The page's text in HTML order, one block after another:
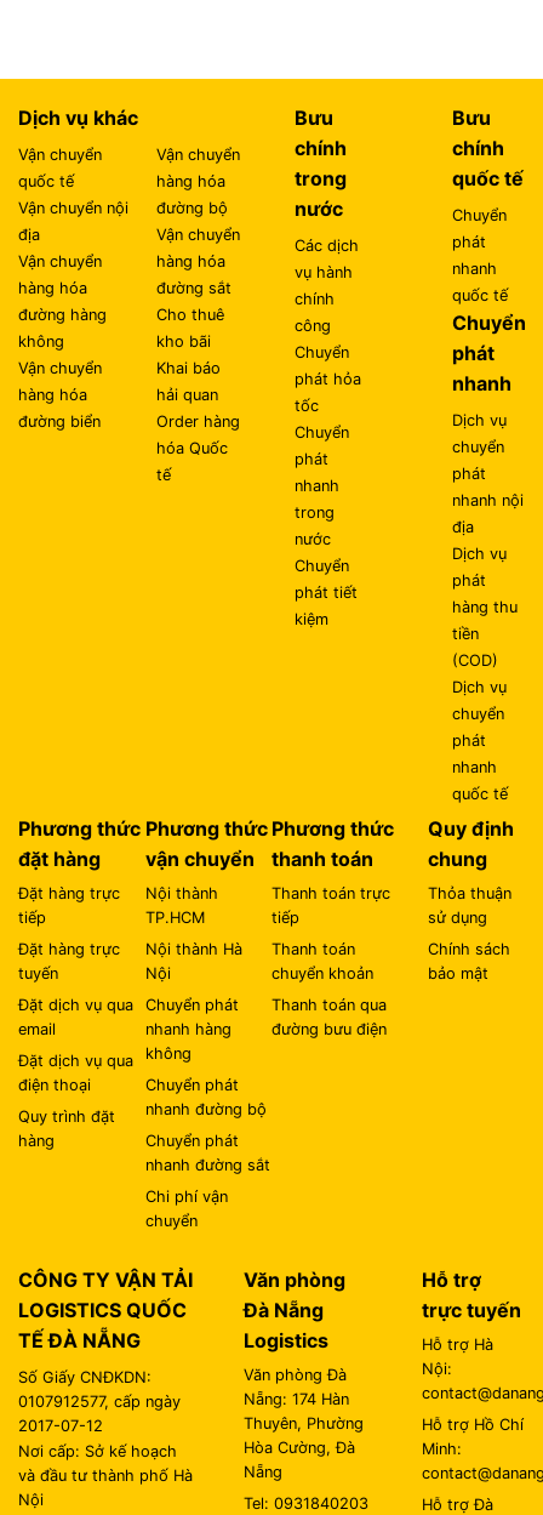
Dịch vụ khác
Vận chuyển
quốc tế
Vận chuyển nội
địa
Vận chuyển
hàng hóa
đường hàng
không
Vận chuyển
hàng hóa
đường biển
Vận chuyển
hàng hóa
đường bộ
Vận chuyển
hàng hóa
đường sắt
Cho thuê
kho bãi
Khai báo
hải quan
Order hàng
hóa Quốc
tế
Bưu
chính
trong
nước
Các dịch
vụ hành
chính
công
Chuyển
phát hỏa
tốc
Chuyển
phát
nhanh
trong
nước
Chuyển
phát tiết
kiệm
Bưu
chính
quốc tế
Chuyển
phát
nhanh
quốc tế
Chuyển
phát
nhanh
Dịch vụ
chuyển
phát
nhanh nội
địa
Dịch vụ
phát
hàng thu
tiền
(COD)
Dịch vụ
chuyển
phát
nhanh
quốc tế
Phương thức
đặt hàng
Đặt hàng trực
tiếp
Đặt hàng trực
tuyến
Đặt dịch vụ qua
email
Đặt dịch vụ qua
điện thoại
Quy trình đặt
hàng
Phương thức
vận chuyển
Nội thành
TP.HCM
Nội thành Hà
Nội
Chuyển phát
nhanh hàng
không
Chuyển phát
nhanh đường bộ
Chuyển phát
nhanh đường sắt
Chi phí vận
chuyển
Phương thức
thanh toán
Thanh toán trực
tiếp
Thanh toán
chuyển khoản
Thanh toán qua
đường bưu điện
Quy định
chung
Thỏa thuận
sử dụng
Chính sách
bảo mật
CÔNG TY VẬN TẢI
LOGISTICS QUỐC
TẾ ĐÀ NẴNG
Số Giấy CNĐKDN:
0107912577, cấp ngày
2017-07-12
Nơi cấp: Sở kế hoạch
và đầu tư thành phố Hà
Nội
Văn phòng
Đà Nẵng
Logistics
Văn phòng Đà
Nẵng: 174 Hàn
Thuyên, Phường
Hòa Cường, Đà
Nẵng
Tel: 0931840203
Hỗ trợ
trực tuyến
Hỗ trợ Hà
Nội:
Hỗ trợ Hồ Chí
Minh:
Hỗ trợ Đà